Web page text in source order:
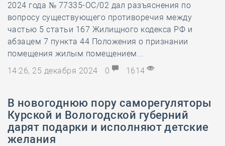
2024 года № 77335-ОС/02 дал разъяснения по
вопросу существующего противоречия между
частью 5 статьи 167 Жилищного кодекса РФ и
абзацем 7 пункта 44 Положения о признании
помещения жилым помещением...
14:26, 25 декабря 2024
0 1614
В новогоднюю пору саморегуляторы
Курской и Вологодской губерний
дарят подарки и исполняют детские
желания